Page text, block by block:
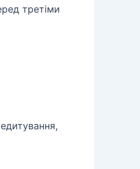
третіми